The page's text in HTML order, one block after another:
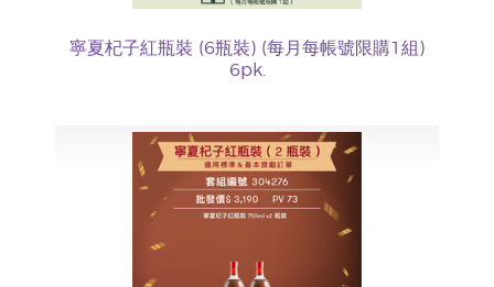
寧夏杞子紅瓶裝 (6瓶裝) (每月每帳號限購1組)
6pk.